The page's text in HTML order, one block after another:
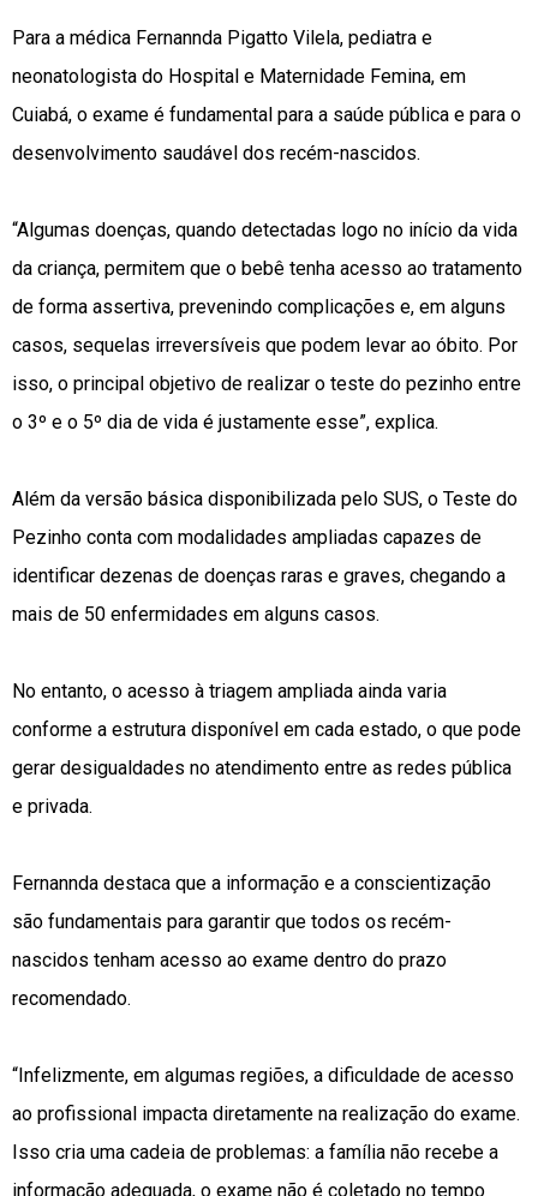
Para a médica Fernannda Pigatto Vilela, pediatra e
neonatologista do Hospital e Maternidade Femina, em
Cuiabá, o exame é fundamental para a saúde pública e para o
desenvolvimento saudável dos recém-nascidos.
“Algumas doenças, quando detectadas logo no início da vida
da criança, permitem que o bebê tenha acesso ao tratamento
de forma assertiva, prevenindo complicações e, em alguns
casos, sequelas irreversíveis que podem levar ao óbito. Por
isso, o principal objetivo de realizar o teste do pezinho entre
o 3º e o 5º dia de vida é justamente esse”, explica.
Além da versão básica disponibilizada pelo SUS, o Teste do
Pezinho conta com modalidades ampliadas capazes de
identificar dezenas de doenças raras e graves, chegando a
mais de 50 enfermidades em alguns casos.
No entanto, o acesso à triagem ampliada ainda varia
conforme a estrutura disponível em cada estado, o que pode
gerar desigualdades no atendimento entre as redes pública
e privada.
Fernannda destaca que a informação e a conscientização
são fundamentais para garantir que todos os recém-
nascidos tenham acesso ao exame dentro do prazo
recomendado.
“Infelizmente, em algumas regiões, a dificuldade de acesso
ao profissional impacta diretamente na realização do exame.
Isso cria uma cadeia de problemas: a família não recebe a
informação adequada, o exame não é coletado no tempo